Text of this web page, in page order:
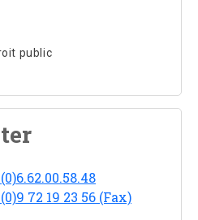
public
72 19 23 56 (Fax)